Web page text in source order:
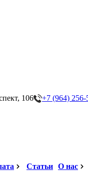
106 +7 (964) 256-
Статьи О нас